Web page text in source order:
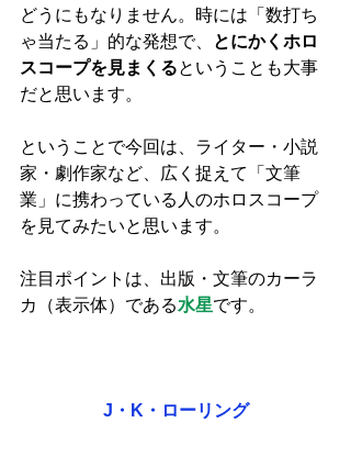
どうにもなりません。時には「数打ち
ゃ当たる」的な発想で、
とにかくホロ
スコープを見まくるということも大事
だと思います。
ということで今回は、ライター・小説
家・劇作家など、広く捉えて「文筆
業」に携わっている人のホロスコープ
を見てみたいと思います。
注目ポイントは、出版・文筆のカーラ
カ（表示体）である水星です。
J・K・ローリング